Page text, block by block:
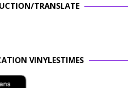
TRANSLATE
VINYLESTIMES